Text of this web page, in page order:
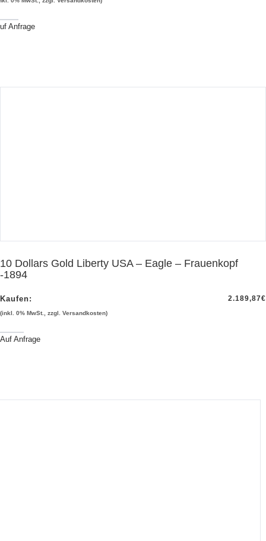
Anfrage
10 Dollars Gold Liberty USA – Eagle – Frauenkopf
-1894
Kaufen: 2.189,87€
(inkl. 0% MwSt., zzgl. Versandkosten)
Auf Anfrage